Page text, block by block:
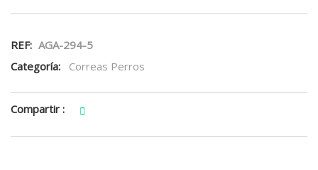
REF: AGA-294-5
Categoría:
Correas Perros
Compartir :